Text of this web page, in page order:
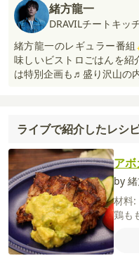
緒方龍一
DRAVILチートキッ
緒方龍一のレギュラー番
味しいビストロごはんを
は特別企画も♬盛り沢山の
ライブで紹介したレシ
ア
by
材料:
鶏も